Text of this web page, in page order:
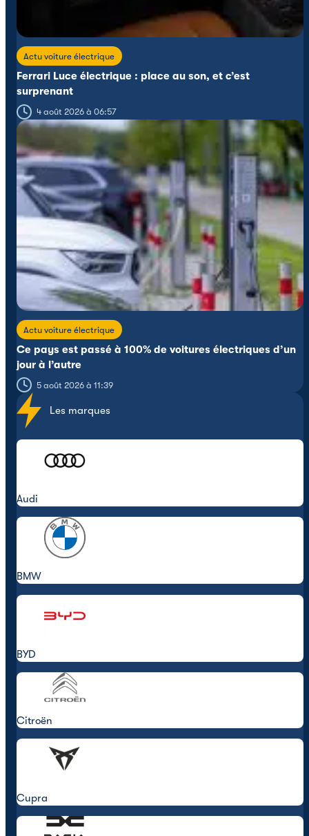
Actu voiture électrique
Ferrari Luce électrique : place au son, et c’est
surprenant
4 août 2026 à 06:57
Actu voiture électrique
Ce pays est passé à 100% de voitures électriques d’un
jour à l’autre
5 août 2026 à 11:39
Les marques
Audi
BMW
BYD
Citroën
Cupra